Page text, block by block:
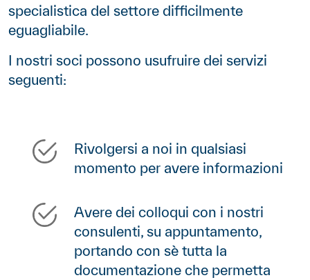
specialistica del settore difficilmente
eguagliabile.
I nostri soci possono usufruire dei servizi
seguenti:
Rivolgersi a noi in qualsiasi
momento per avere informazioni
Avere dei colloqui con i nostri
consulenti, su appuntamento,
portando con sè tutta la
documentazione che permetta